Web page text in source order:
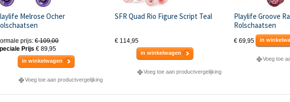
Melrose Ocher
prijs: € 109,00
Prijs € 89,95
in winkelwagen
Voeg toe aan productvergelijking
SFR Quad Rio Figure Script Teal
€ 114,95
in winkelwagen
Voeg toe aan productvergelijking
Playlife Groove
Rolschaatsen
€ 69,95 in
Voeg toe